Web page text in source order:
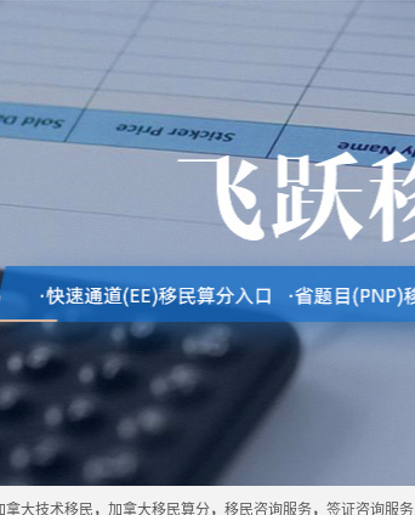
拿大技术移民 ， 加拿大移民算分， 移民咨询服务， 签证咨询服务